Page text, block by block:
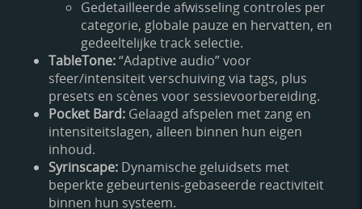
Gedetailleerde afwisseling controles per
categorie, globale pauze en hervatten, en
gedeeltelijke track selectie.
TableTone:“Adaptive audio” voor
sfeer/intensiteit verschuiving via tags, plus
presets en scènes voor sessievoorbereiding.
Pocket Bard: Gelaagd afspelen met zang en
intensiteitslagen, alleen binnen hun eigen
inhoud.
Syrinscape: Dynamische geluidsets met
beperkte gebeurtenis-gebaseerde reactiviteit
binnen hun systeem.